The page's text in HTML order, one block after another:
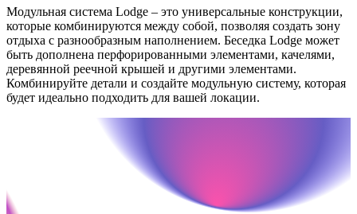
Модульная система Lodge – это универсальные конструкции,
которые комбинируются между собой, позволяя создать зону
отдыха с разнообразным наполнением. Беседка Lodge может
быть дополнена перфорированными элементами, качелями,
деревянной реечной крышей и другими элементами.
Комбинируйте детали и создайте модульную систему, которая
будет идеально подходить для вашей локации.